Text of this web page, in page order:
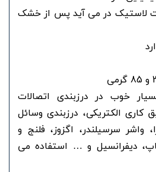
لاستیک در می آید پس از خشک
خوب در درزبندی اتصالات
کاری الکتریکی، درزبندی وسائل
واشر سرسیلندر، اگزوز، فلنج و
دیفرانسیل و … استفاده می